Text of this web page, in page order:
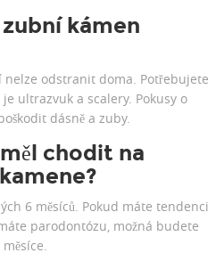
kámen
odstranit doma. Potřebujete
ultrazvuk a scalery. Pokusy o
dásně a zuby.
chodit na
6 měsíců. Pokud máte tendenci
parodontózu, možná budete